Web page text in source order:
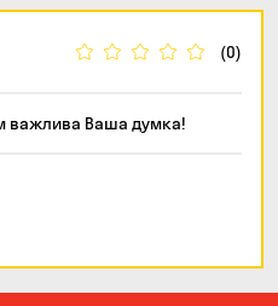
(0)
важлива Ваша думка!